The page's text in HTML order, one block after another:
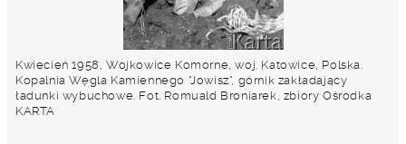
Kwiecień 1958, Wojkowice Komorne, woj. Katowice, Polska.
Kopalnia Węgla Kamiennego "Jowisz", górnik zakładający
ładunki wybuchowe. Fot. Romuald Broniarek, zbiory Ośrodka
KARTA